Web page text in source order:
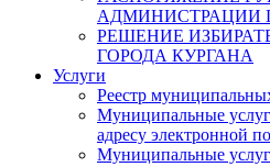
АДМИНИСТРАЦИИ
РЕШЕНИЕ
ГОРОДА КУРГАНА
Услуги
Реестр
Муниципальные
адресу электронной
Муниципальные